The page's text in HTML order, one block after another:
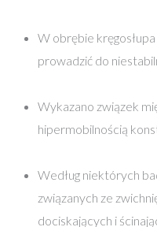
W obrębie
prowadzić do
Wykazano związek
hipermobilnością
Według niektórych
związanych ze
dociskających i